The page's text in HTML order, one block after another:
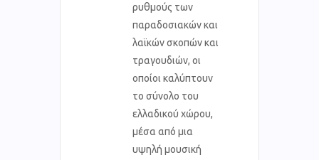
ρυθμούς των
παραδοσιακών και
λαϊκών σκοπών και
τραγουδιών, οι
οποίοι καλύπτουν
το σύνολο του
ελλαδικού χώρου,
μέσα από μια
υψηλή μουσική